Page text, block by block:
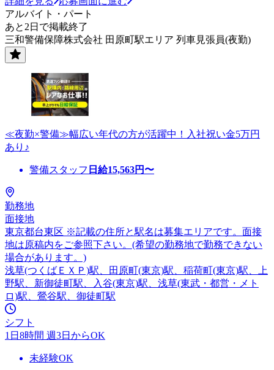
アルバイト・パート
あと2日で掲載終了
三和警備保障株式会社 田原町駅エリア 列車見張員(夜勤)
≪夜勤×警備≫幅広い年代の方が活躍中！入社祝い金5万円
あり♪
警備スタッフ 日給15,563円〜
勤務地
面接地
東京都台東区 ※記載の住所と駅名は募集エリアです。面接
地は原稿内をご参照下さい。(希望の勤務地で勤務できない
場合があります。)
浅草(つくばＥＸＰ)駅、田原町(東京)駅、稲荷町(東京)駅、上
野駅、新御徒町駅、入谷(東京)駅、浅草(東武・都営・メト
ロ)駅、鶯谷駅、御徒町駅
シフト
1日8時間 週3日からOK
未経験OK